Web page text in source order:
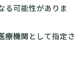
る可能性がありま
療機関として指定さ